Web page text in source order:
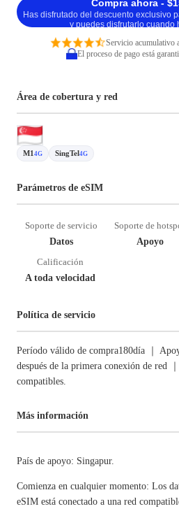
Compra ahora -
Has disfrutado del descuento exclusivo
y puedes disfrutarlo cuando
Servicio acumulativo
El proceso de pago está
Área de cobertura y red
M1 4G SingTel4G
Parámetros de eSIM
Soporte de servicio
Datos
Soporte de
Apoyo
Calificación
A toda velocidad
Política de servicio
Período válido de compra180día ｜
después de la primera conexión de red
compatibles.
Más información
País de apoyo: Singapur.
Comienza en cualquier momento: Los
eSIM está conectado a una red